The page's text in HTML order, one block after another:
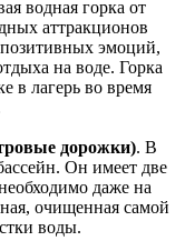
водная горка от
аттракционов
эмоций,
на воде. Горка
в лагерь во время
дорожки). В
Он имеет две
даже на
очищенная самой
воды.